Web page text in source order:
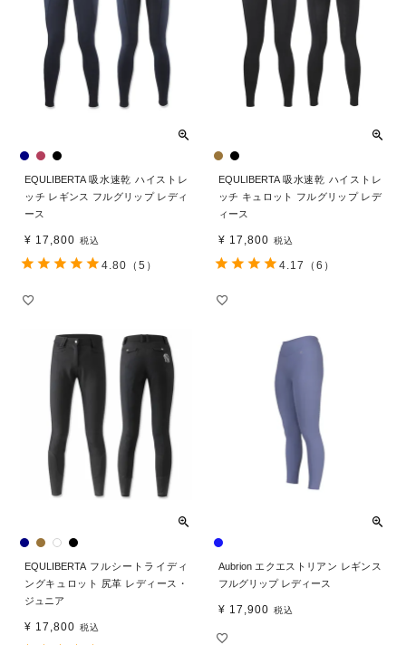
EQULIBERTA 吸水速乾 ハイストレ
ッチ レギンス フルグリップ レディ
ース
¥ 17,800 税込
4.80 （5）
EQULIBERTA 吸水速乾 ハイストレ
ッチ キュロット フルグリップ レデ
ィース
¥ 17,800 税込
4.17 （6）
EQULIBERTA フルシートライディ
ングキュロット 尻革 レディース・
ジュニア
¥ 17,800 税込
Aubrion エクエストリアン レギンス
フルグリップ レディース
¥ 17,900 税込